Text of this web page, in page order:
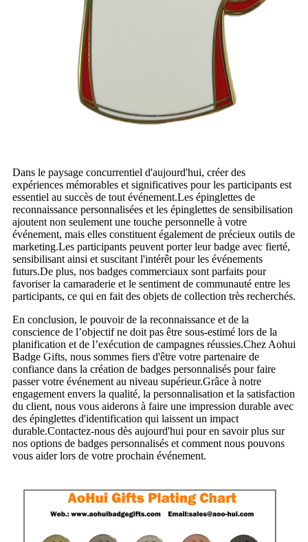
Dans le paysage concurrentiel d'aujourd'hui, créer des
expériences mémorables et significatives pour les participants est
essentiel au succès de tout événement.Les épinglettes de
reconnaissance personnalisées et les épinglettes de sensibilisation
ajoutent non seulement une touche personnelle à votre
événement, mais elles constituent également de précieux outils de
marketing.Les participants peuvent porter leur badge avec fierté,
sensibilisant ainsi et suscitant l'intérêt pour les événements
futurs.De plus, nos badges commerciaux sont parfaits pour
favoriser la camaraderie et le sentiment de communauté entre les
participants, ce qui en fait des objets de collection très recherchés.
En conclusion, le pouvoir de la reconnaissance et de la
conscience de l’objectif ne doit pas être sous-estimé lors de la
planification et de l’exécution de campagnes réussies.Chez Aohui
Badge Gifts, nous sommes fiers d'être votre partenaire de
confiance dans la création de badges personnalisés pour faire
passer votre événement au niveau supérieur.Grâce à notre
engagement envers la qualité, la personnalisation et la satisfaction
du client, nous vous aiderons à faire une impression durable avec
des épinglettes d'identification qui laissent un impact
durable.Contactez-nous dès aujourd'hui pour en savoir plus sur
nos options de badges personnalisés et comment nous pouvons
vous aider lors de votre prochain événement.